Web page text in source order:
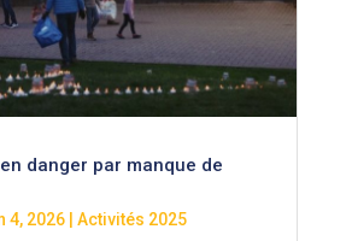
danger par manque de
4, 2026| Activités 2025